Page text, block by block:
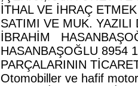
İTHAL VE İHRAÇ
SATIMI VE MUK. YAZILI
İBRAHİM
HASANBAŞOĞLU 8954
PARÇALARININ
Otomobiller ve hafif